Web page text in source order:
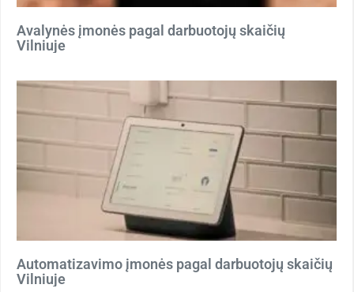
Avalynės įmonės pagal darbuotojų skaičių
Vilniuje
Automatizavimo įmonės pagal darbuotojų skaičių
Vilniuje